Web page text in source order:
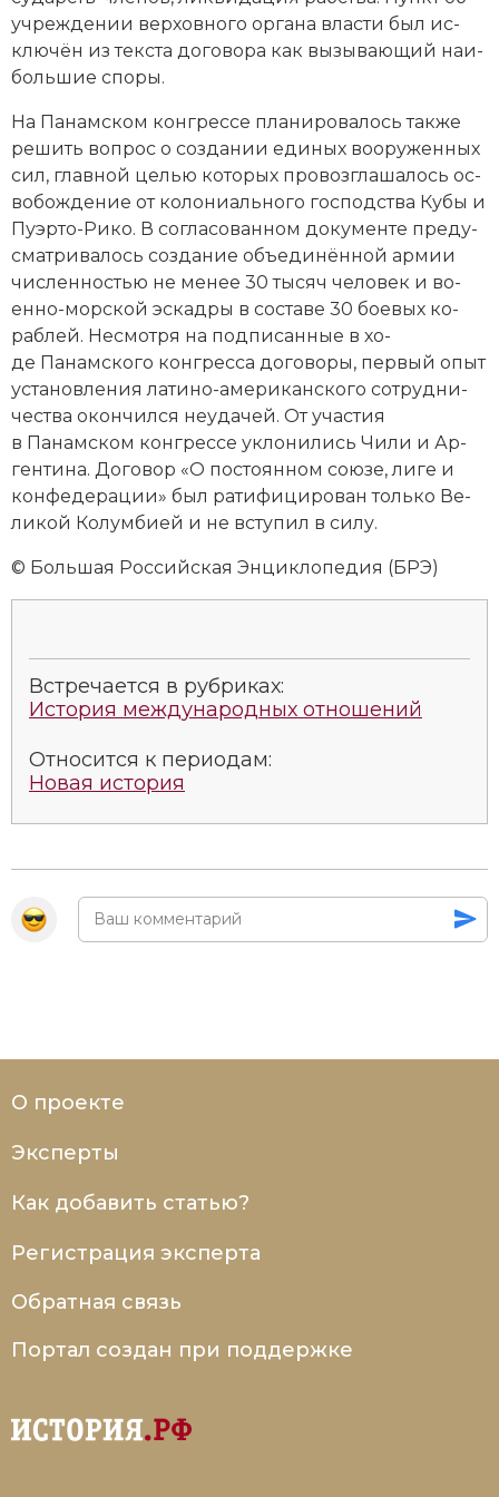
Новая история
Новейшая история
Нумизматика
Образование
Общественные объединения и организации
Политическая история
Революции и народные движения
Религия и церковь
Россия
Северная Америка
Социально-экономическая история
Специальные исторические дисциплины
Южная Америка
уч­ре­ж­де­нии вер­хов­но­го ор­га­на вла­сти был ис­
клю­чён из тек­ста до­го­во­ра как вы­зы­ваю­щий наи­
боль­шие спо­ры.
На Панамском конгрессе пла­ни­ро­ва­лось так­же
ре­шить во­прос о соз­да­нии еди­ных воо­руженных
сил, главной це­лью ко­то­рых про­воз­гла­ша­лось ос­
во­бо­ж­де­ние от ко­ло­ни­аль­но­го гос­под­ства Ку­бы и
Пу­эр­то-Ри­ко. В со­гла­со­ван­ном до­ку­мен­те пре­ду­
смат­ри­ва­лось соз­да­ние объ­е­ди­нён­ной ар­мии
чис­лен­но­стью не ме­нее 30 тысяч человек и во­
енно-морской эс­кад­ры в со­ста­ве 30 бое­вых ко­
раб­лей. Не­смот­ря на под­пи­сан­ные в хо­
де Панамского конгресса до­го­во­ры, пер­вый опыт
ус­та­нов­ле­ния латино-американского со­труд­ни­
че­ст­ва окон­чил­ся не­уда­чей. От уча­стия
в Панамском конгрессе ук­ло­ни­лись Чи­ли и Ар­
ген­ти­на. До­го­вор «О по­сто­ян­ном сою­зе, ли­ге и
кон­фе­де­ра­ции» был ра­ти­фи­ци­ро­ван толь­ко Ве­
ли­кой Ко­лум­би­ей и не всту­пил в си­лу.
© Большая Российская Энциклопедия (БРЭ)
Встречается в рубриках:
История международных отношений
Относится к периодам:
Новая история
О проекте
Эксперты
Как добавить статью?
Регистрация эксперта
Обратная связь
Портал создан при поддержке